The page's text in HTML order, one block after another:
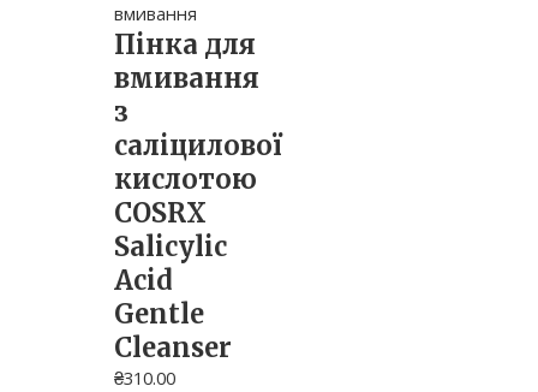
вмивання
Пінка для
вмивання
з
саліцилової
кислотою
COSRX
Salicylic
Acid
Gentle
Cleanser
₴310.00